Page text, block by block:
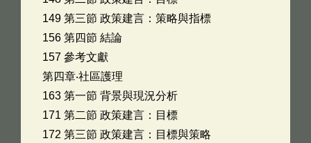
149 第三節 政策建言：策略與指標
156 第四節 結論
157 參考文獻
第四章‧社區護理
163 第一節 背景與現況分析
171 第二節 政策建言：目標
172 第三節 政策建言：目標與策略